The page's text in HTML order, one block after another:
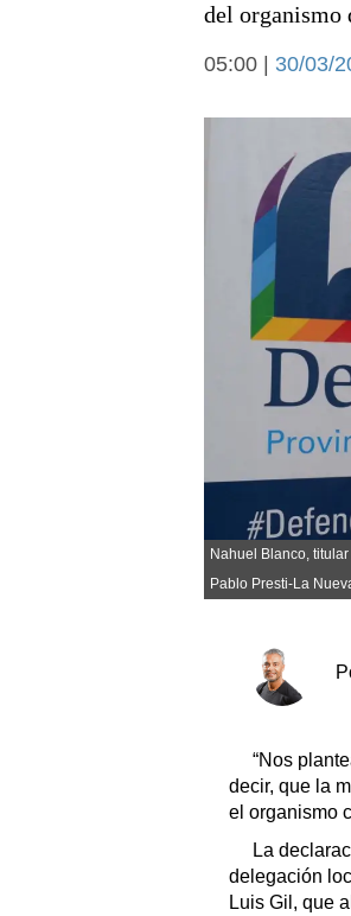
Economía y
Sociedad y
El tiempo
Fúnebres
Clasificados
Horóscopo
Servicios
del organismo
05:00 | 30/03/
Nahuel Blanco,
Pablo Presti-La
“Nos
decir, que la
el organismo
La
delegación
Luis Gil, que